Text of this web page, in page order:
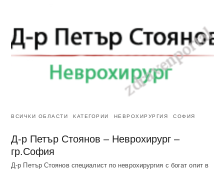
ВСИЧКИ ОБЛАСТИ КАТЕГОРИИ НЕВРОХИРУРГИЯ СОФИЯ
Д-р Петър Стоянов – Неврохирург –
гр.София
Д-р Петър Стоянов специалист по неврохирургия с богат опит в